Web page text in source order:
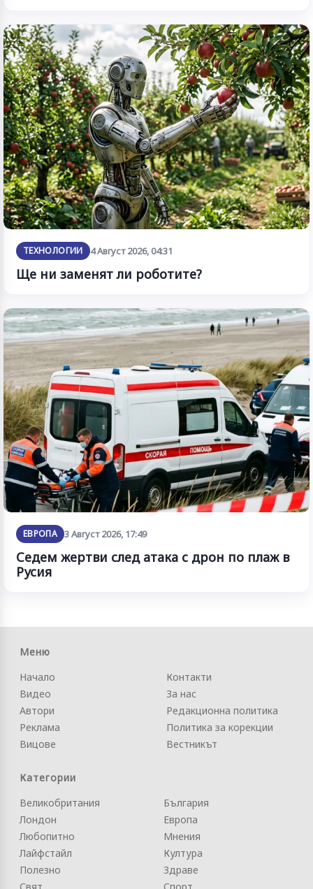
ТЕХНОЛОГИИ 4 Август 2026, 04:31
Ще ни заменят ли роботите?
ЕВРОПА 3 Август 2026, 17:49
Седем жертви след атака с дрон по плаж в
Русия
Меню
Начало
Видео
Автори
Реклама
Вицове
Контакти
За нас
Редакционна политика
Политика за корекции
Вестникът
Категории
Великобритания
Лондон
Любопитно
Лайфстайл
Полезно
България
Европа
Мнения
Култура
Здраве